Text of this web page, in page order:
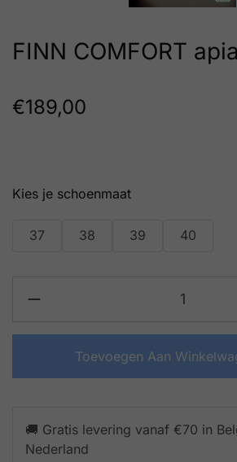
FINN COMFORT
€189,00
schoenmaat
37 38 39 40
Toevoegen Aan
🚚 Gratis levering vanaf €70 in
Nederland